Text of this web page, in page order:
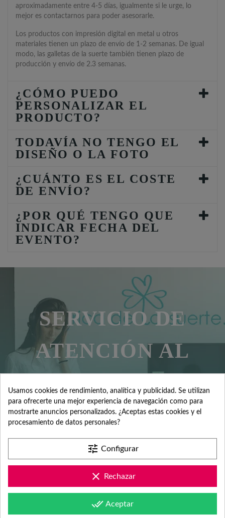
aproximadamente entre 4-5 días, igualmente si le urge, lo
mejor es contactarnos para poder asesorarle.
Los productos con impresión digital en metal u otros
materiales tienen un plazo de envío de 1-2 semanas. De igual
modo, las galletas de la suerte también tienen plazo de
producción y envío de 2.3 semanas.
¿CÓMO PUEDO
PERSONALIZAR EL
PRODUCTO?
TODAVÍA NO TENGO EL
DISEÑO O LA FOTO
¿CUÁNTO ES EL COSTE
DE ENVÍO?
¿POR QUÉ TENGO QUE
INDICAR FECHA DEL
EVENTO?
SERVICIO DE
ATENCIÓN AL
CLIENTE
Contacta con nosotros +34 965 731 401
Mándanos tus dudas a
Revisa nuestras páginas de
documentación
Usamos cookies de rendimiento, analítica y publicidad. Se utilizan
para ofrecerte una mejor experiencia de navegación como para
mostrarte anuncios personalizados. ¿Aceptas estas cookies y el
procesamiento de datos personales?
tune Configurar
clear Rechazar
done_all Aceptar